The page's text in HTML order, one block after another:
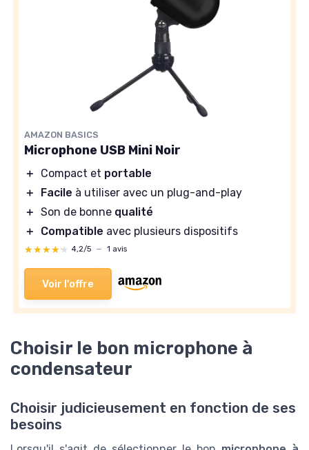
AMAZON BASICS
Microphone USB Mini Noir
＋ Compact et portable
＋
Facile à utiliser avec un plug-and-play
＋ Son de bonne qualité
＋
Compatible avec plusieurs dispositifs
★★★★★
★★★★★ 4,2/5 — 1 avis
Voir l'offre
Choisir le bon microphone à
condensateur
Choisir judicieusement en fonction de ses
besoins